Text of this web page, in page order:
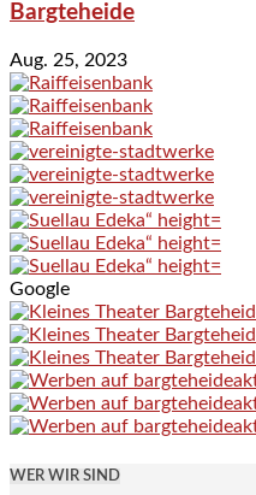
Bargteheide
Aug. 25, 2023
Google
WER WIR SIND